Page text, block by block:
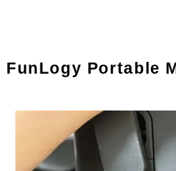
FunLogy Portable